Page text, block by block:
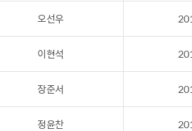
오선우
이현석
장준서
정윤찬